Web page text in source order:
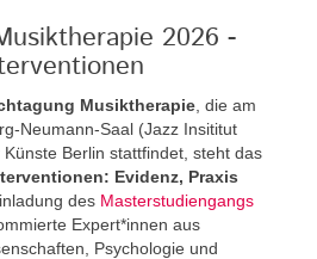
2026 -
Musiktherapie , die am
Neumann-Saal (Jazz Insititut
Berlin stattfindet, steht das
Evidenz, Praxis
des Masterstudiengangs
Expert*innen aus
Psychologie und